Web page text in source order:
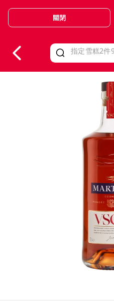
Valid Until 30 June 2026
關閉